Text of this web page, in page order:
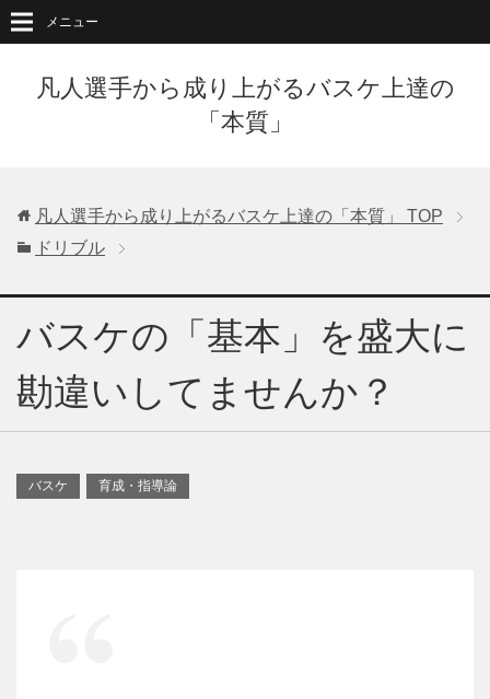
凡人選手から成り上がるバスケ上達の
「本質」
メニュー
凡人選手から成り上がるバスケ上達の「本質」
TOP
ドリブル
バスケの「基本」を盛大に
勘違いしてませんか？
バスケ 育成・指導論